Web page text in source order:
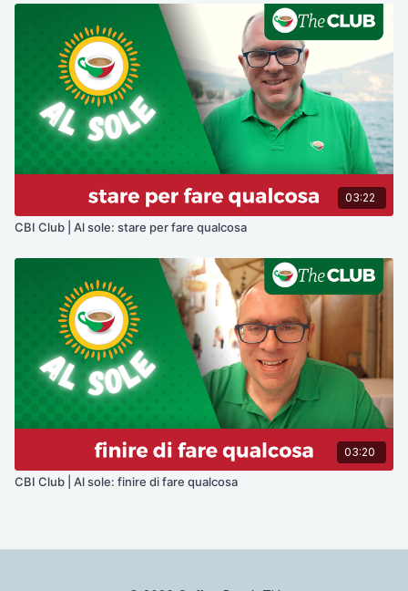
03:22
CBI Club | Al sole: stare per fare qualcosa
03:20
CBI Club | Al sole: finire di fare qualcosa